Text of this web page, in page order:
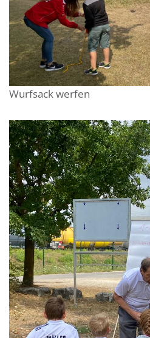
Wurfsack werfen